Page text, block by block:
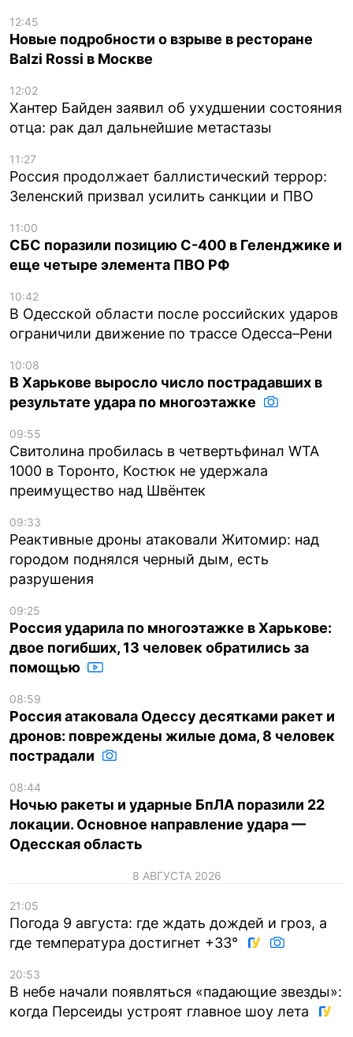
12:45
Новые подробности о взрыве в ресторане
Balzi Rossi в Москве
12:02
Хантер Байден заявил об ухудшении состояния
отца: рак дал дальнейшие метастазы
11:27
Россия продолжает баллистический террор:
Зеленский призвал усилить санкции и ПВО
11:00
СБС поразили позицию С-400 в Геленджике и
еще четыре элемента ПВО РФ
10:42
В Одесской области после российских ударов
ограничили движение по трассе Одесса–Рени
10:08
В Харькове выросло число пострадавших в
результате удара по многоэтажке
09:55
Свитолина пробилась в четвертьфинал WTA
1000 в Торонто, Костюк не удержала
преимущество над Швёнтек
09:33
Реактивные дроны атаковали Житомир: над
городом поднялся черный дым, есть
разрушения
09:25
Россия ударила по многоэтажке в Харькове:
двое погибших, 13 человек обратились за
помощью
08:59
Россия атаковала Одессу десятками ракет и
дронов: повреждены жилые дома, 8 человек
пострадали
08:44
Ночью ракеты и ударные БпЛА поразили 22
локации. Основное направление удара —
Одесская область
8 АВГУСТА 2026
21:05
Погода 9 августа: где ждать дождей и гроз, а
где температура достигнет +33°
20:53
В небе начали появляться «падающие звезды»:
когда Персеиды устроят главное шоу лета